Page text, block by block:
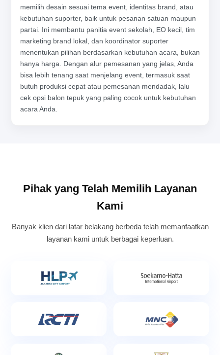
memilih desain sesuai tema event, identitas brand, atau
kebutuhan suporter, baik untuk pesanan satuan maupun
partai. Ini membantu panitia event sekolah, EO kecil, tim
marketing brand lokal, dan koordinator suporter
menentukan pilihan berdasarkan kebutuhan acara, bukan
hanya harga. Dengan alur pemesanan yang jelas, Anda
bisa lebih tenang saat menjelang event, termasuk saat
butuh produksi cepat atau pemesanan mendadak, lalu
cek opsi balon tepuk yang paling cocok untuk kebutuhan
acara Anda.
Pihak yang Telah Memilih Layanan
Kami
Banyak klien dari latar belakang berbeda telah memanfaatkan
layanan kami untuk berbagai keperluan.